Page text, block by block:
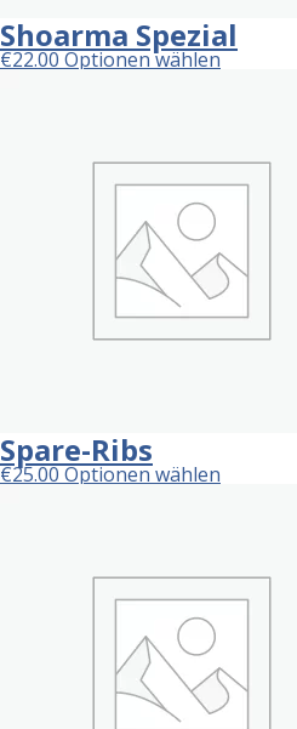
Shoarma Spezial
€22.00Optionen wählen
Spare-Ribs
€25.00Optionen wählen